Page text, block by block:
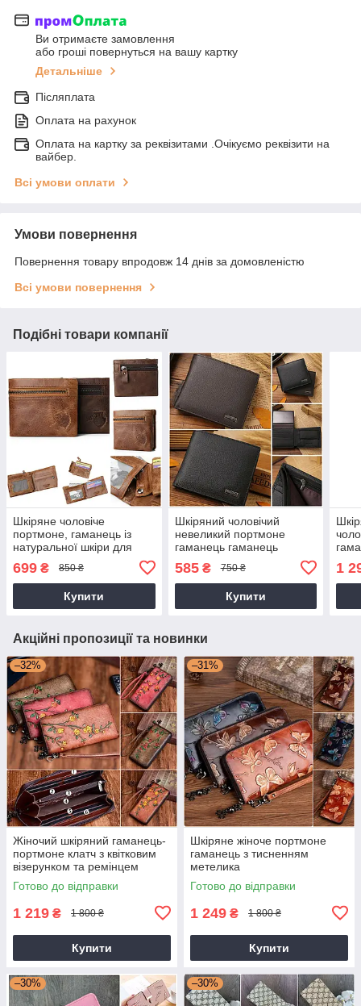
Ви отримаєте замовлення
або гроші повернуться на вашу картку
Детальніше
Післяплата
Оплата на рахунок
Оплата на картку за реквізитами .Очікуємо реквізити на
вайбер.
Всі умови оплати
Умови повернення
Повернення товару впродовж 14 днів за домовленістю
Всі умови повернення
Подібні товари компанії
Шкіряне чоловіче
портмоне, гаманець із
натуральної шкіри для
699 ₴ 850 ₴
Купити
Шкіряний чоловічий
невеликий портмоне
гаманець гаманець
585₴ 750 ₴
Купити
1
Акційні пропозиції та новинки
–32%
Жіночий шкіряний гаманець-
портмоне клатч з квітковим
візерунком та ремінцем
Готово до відправки
1 219 ₴ 1 800 ₴
Купити
–31%
Шкіряне жіноче портмоне
гаманець з тисненням
метелика
Готово до відправки
1 249 ₴ 1 800 ₴
Купити
–30% –30%